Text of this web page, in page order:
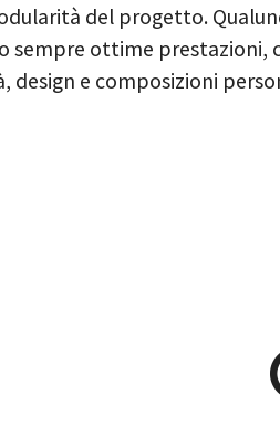
del progetto.
sempre ottime prestazioni,
design e composizioni